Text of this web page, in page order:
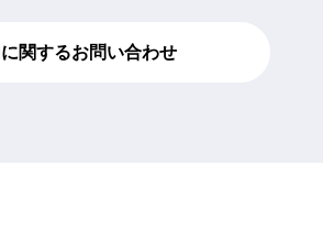
関するお問い合わせ